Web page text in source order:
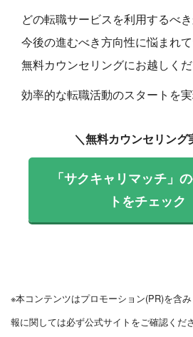
どの転職サービスを利用するべ
今後の進むべき方向性に悩まれ
無料カウンセリングにお越しくだ
効率的な転職活動のスタートを実
＼無料カウンセリング
「サクキャリマッチ」
トをチェック
※本コンテンツはプロモーション(PR)を含
報に関しては必ず公式サイトをご確認くだ